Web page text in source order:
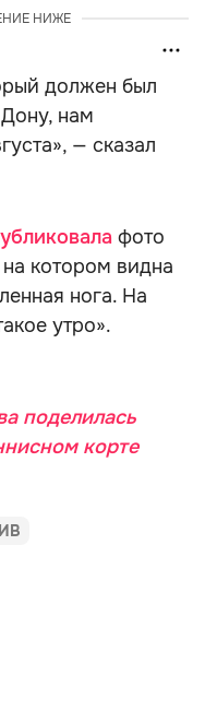
НИЖЕ
должен был
нам
— сказал
фото
котором видна
нога. На
утро».
поделилась
корте